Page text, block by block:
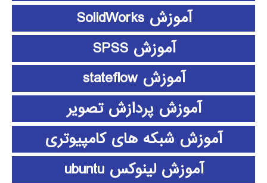
آموزش SolidWorks
آموزش SPSS
آموزش stateflow
آموزش پردازش تصویر
آموزش شبکه های کامپیوتری
آموزش لینوکس ubuntu